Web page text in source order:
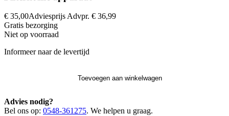
€ 35,00Adviesprijs Advpr. € 36,99
Gratis bezorging
Niet op voorraad
Informeer naar de levertijd
Toevoegen aan winkelwagen
Advies nodig?
Bel ons op: 0548-361275. We helpen u graag.